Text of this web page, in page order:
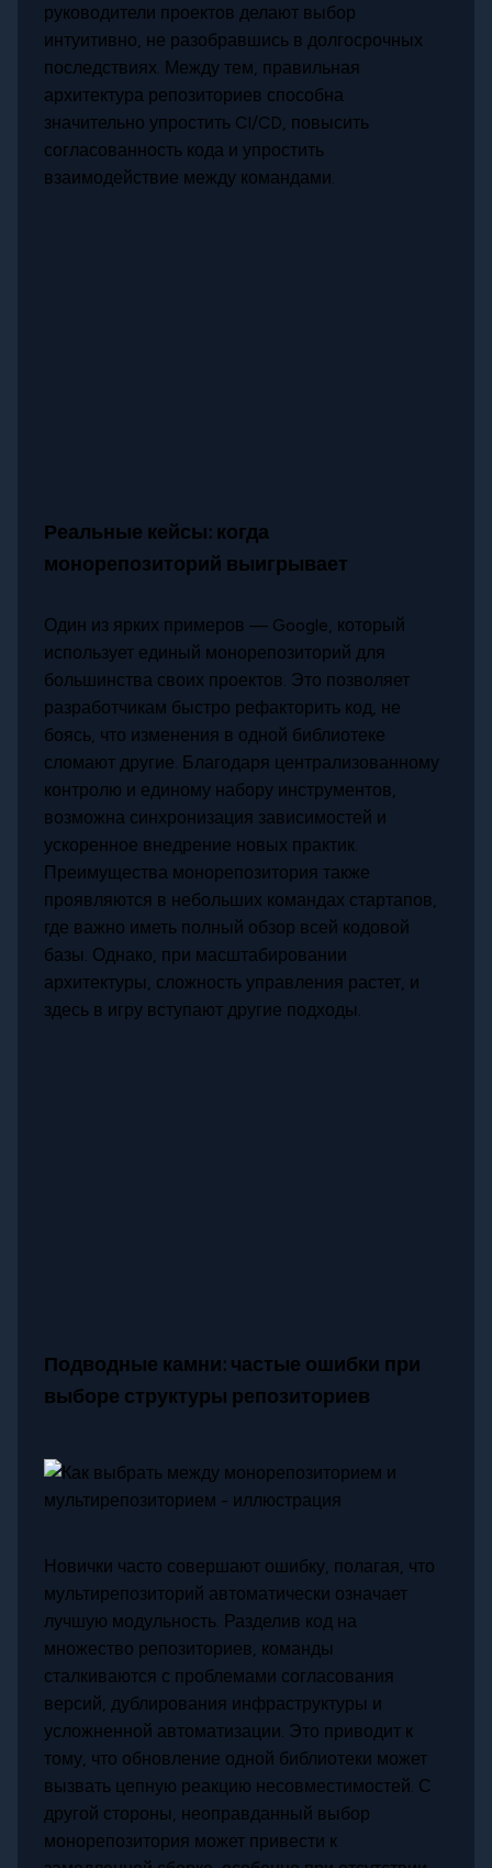
руководители проектов делают выбор
интуитивно, не разобравшись в долгосрочных
последствиях. Между тем, правильная
архитектура репозиториев способна
значительно упростить CI/CD, повысить
согласованность кода и упростить
взаимодействие между командами.
Реальные кейсы: когда
монорепозиторий выигрывает
Один из ярких примеров — Google, который
использует единый монорепозиторий для
большинства своих проектов. Это позволяет
разработчикам быстро рефакторить код, не
боясь, что изменения в одной библиотеке
сломают другие. Благодаря централизованному
контролю и единому набору инструментов,
возможна синхронизация зависимостей и
ускоренное внедрение новых практик.
Преимущества монорепозитория также
проявляются в небольших командах стартапов,
где важно иметь полный обзор всей кодовой
базы. Однако, при масштабировании
архитектуры, сложность управления растет, и
здесь в игру вступают другие подходы.
Подводные камни: частые ошибки при
выборе структуры репозиториев
Новички часто совершают ошибку, полагая, что
мультирепозиторий автоматически означает
лучшую модульность. Разделив код на
множество репозиториев, команды
сталкиваются с проблемами согласования
версий, дублирования инфраструктуры и
усложненной автоматизации. Это приводит к
тому, что обновление одной библиотеки может
вызвать цепную реакцию несовместимостей. С
другой стороны, неоправданный выбор
монорепозитория может привести к